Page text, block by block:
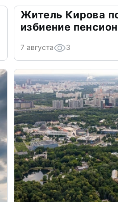
Житель Кирова
избиение
7 августа 3